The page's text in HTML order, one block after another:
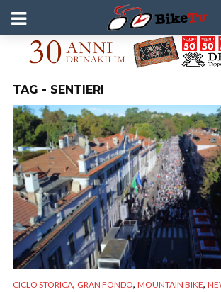
TAG - SENTIERI
CICLO STORICA, GRAN FONDO, MOUNTAIN BIKE,